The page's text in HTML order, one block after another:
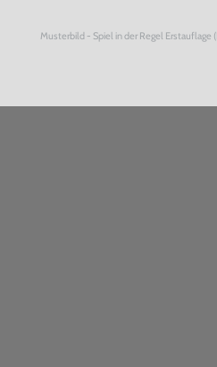
Musterbild - Spiel in der Regel Erstauflage